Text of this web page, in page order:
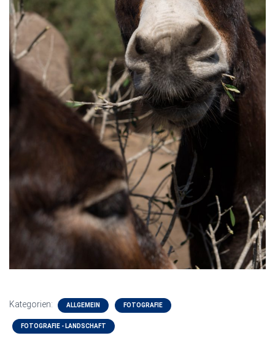
Kategorien: ALLGEMEIN FOTOGRAFIE
FOTOGRAFIE - LANDSCHAFT